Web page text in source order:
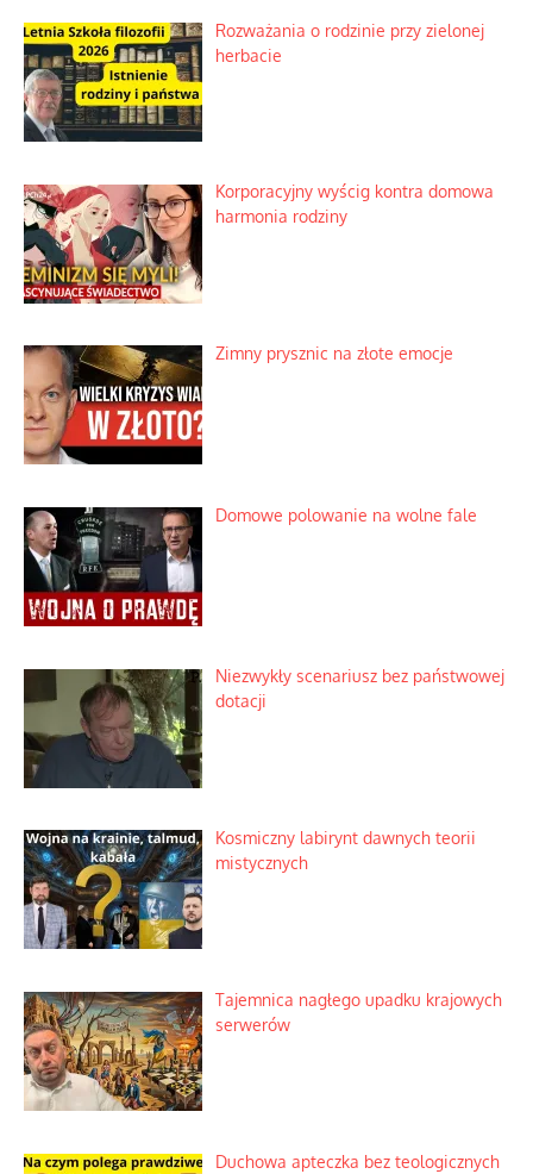
Rozważania o rodzinie przy zielonej
herbacie
Korporacyjny wyścig kontra domowa
harmonia rodziny
Zimny prysznic na złote emocje
Domowe polowanie na wolne fale
Niezwykły scenariusz bez państwowej
dotacji
Kosmiczny labirynt dawnych teorii
mistycznych
Tajemnica nagłego upadku krajowych
serwerów
Duchowa apteczka bez teologicznych